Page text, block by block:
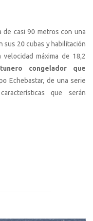
casi 90 metros con una
sus 20 cubas y habilitación
máxima de 18,2
congelador que
Echebastar, de una serie
que serán